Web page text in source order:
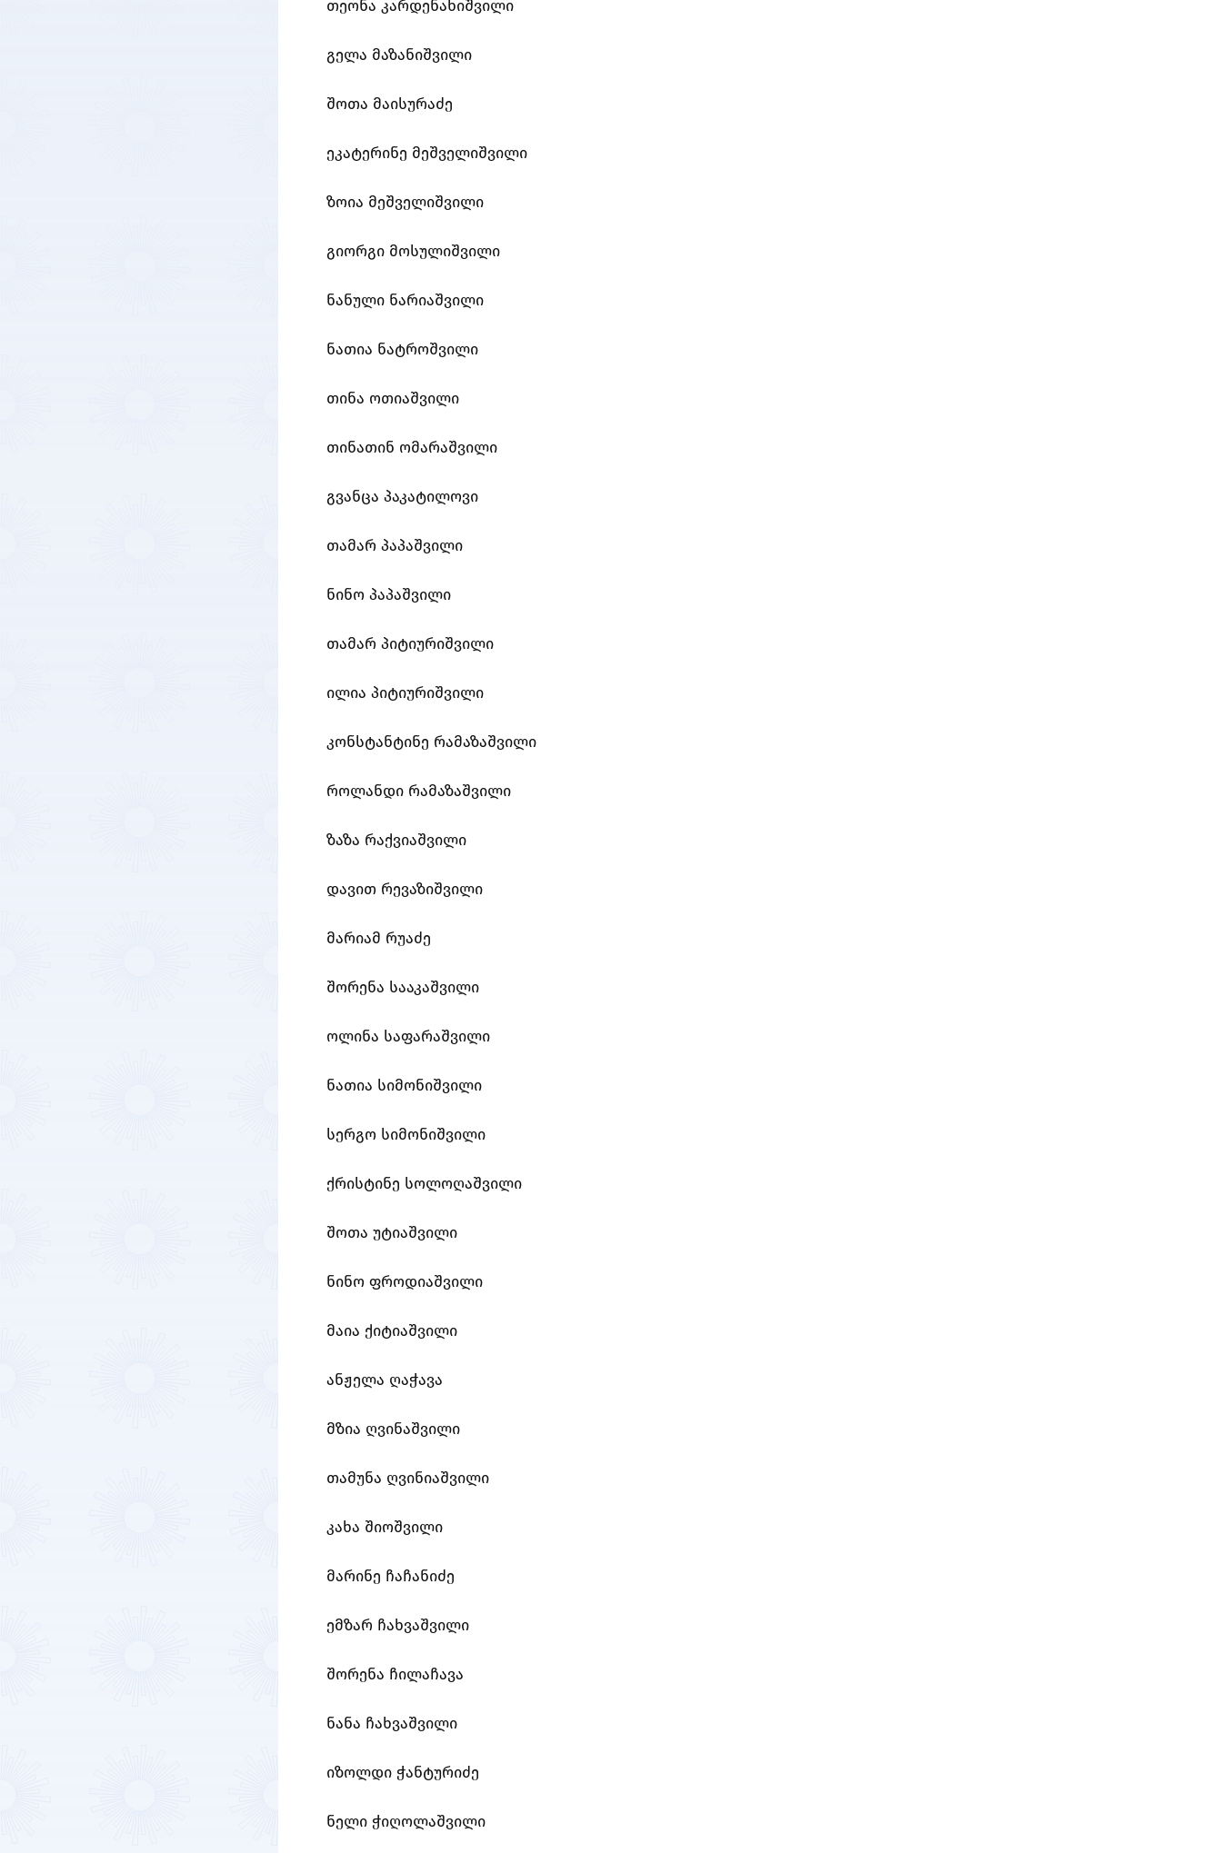
თეონა კარდენახიშვილი
გელა მაზანიშვილი
შოთა მაისურაძე
ეკატერინე მეშველიშვილი
ზოია მეშველიშვილი
გიორგი მოსულიშვილი
ნანული ნარიაშვილი
ნათია ნატროშვილი
თინა ოთიაშვილი
თინათინ ომარაშვილი
გვანცა პაკატილოვი
თამარ პაპაშვილი
ნინო პაპაშვილი
თამარ პიტიურიშვილი
ილია პიტიურიშვილი
კონსტანტინე რამაზაშვილი
როლანდი რამაზაშვილი
ზაზა რაქვიაშვილი
დავით რევაზიშვილი
მარიამ რუაძე
შორენა სააკაშვილი
ოლინა საფარაშვილი
ნათია სიმონიშვილი
სერგო სიმონიშვილი
ქრისტინე სოლოღაშვილი
შოთა უტიაშვილი
ნინო ფროდიაშვილი
მაია ქიტიაშვილი
ანჟელა ღაჭავა
მზია ღვინაშვილი
თამუნა ღვინიაშვილი
კახა შიოშვილი
მარინე ჩაჩანიძე
ემზარ ჩახვაშვილი
შორენა ჩილაჩავა
ნანა ჩახვაშვილი
იზოლდი ჭანტურიძე
ნელი ჭიღოლაშვილი